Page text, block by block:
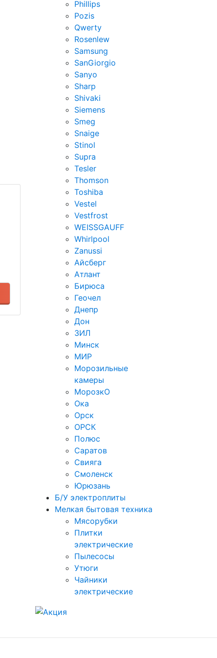
Phillips
Pozis
Qwerty
Rosenlew
Samsung
SanGiorgio
Sanyo
Sharp
Shivaki
Siemens
Smeg
Snaige
Stinol
Supra
Tesler
Thomson
Toshiba
Vestel
Vestfrost
WEISSGAUFF
Whirlpool
Zanussi
Айсберг
Атлант
Бирюса
Геочел
Днепр
Дон
ЗИЛ
Минск
МИР
Морозильные
камеры
МорозкО
Ока
Орск
ОРСК
Полюс
Саратов
Свияга
Смоленск
Юрюзань
Б/У электроплиты
Мелкая бытовая техника
Мясорубки
Плитки
электрические
Пылесосы
Утюги
Чайники
электрические